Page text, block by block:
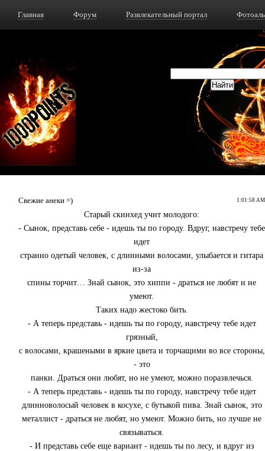
Главная Форум Развлекательный портал
1:01:58 AM
Свежие анеки =)
Старый скинхед учит молодого:
- Сынок, представь себе - идешь ты по городу. Вдруг, навстречу тебе
идет
странно одетый человек, с длинными волосами, улыбается и гитара
из-за
спины торчит… Знай сынок, это хиппи - драться не любят и не
умеют.
Таких надо жестоко бить.
- А теперь представь - идешь ты по городу, навстречу тебе идет
грязный,
с волосами, крашеными в яркие цвета и торчащими во все стороны,
- это
панки. Драться они любят, но не умеют, можно поразвлечься.
- А теперь представь - идешь ты по городу, навстречу тебе идет
длинноволосый человек в косухе, с бутыкой пива. Знай сынок, это
металлист - драться не любят, но умеют. Можно бить, но лучше не
связываться.
- И представь себе еще вариант - идешь ты по лесу, и вдруг из